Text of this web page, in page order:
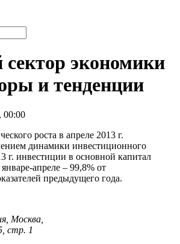
экономики
и тенденции
00:00
роста в апреле 2013 г.
динамики инвестиционного
г. инвестиции в основной капитал
апреле – 99,8% от
предыдущего года.
Москва,
стр. 1